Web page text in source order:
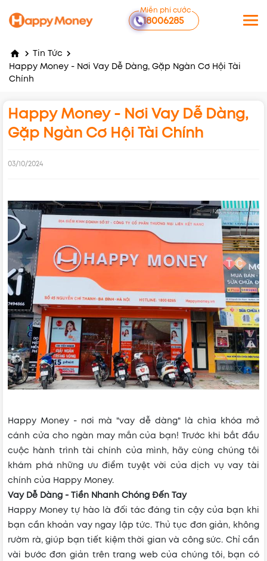
Miễn phí cước
18006285
Tin Tức
Happy Money - Nơi Vay Dễ Dàng, Gặp Ngàn Cơ Hội Tài
Chính
Happy Money - Nơi Vay Dễ Dàng,
Gặp Ngàn Cơ Hội Tài Chính
03/10/2024
Happy Money - nơi mà "vay dễ dàng" là chìa khóa mở
cánh cửa cho ngàn may mắn của bạn! Trước khi bắt đầu
cuộc hành trình tài chính của mình, hãy cùng chúng tôi
khám phá những ưu điểm tuyệt vời của dịch vụ vay tài
chính của Happy Money.
Vay Dễ Dàng - Tiền Nhanh Chóng Đến Tay
Happy Money tự hào là đối tác đáng tin cậy của bạn khi
bạn cần khoản vay ngay lập tức. Thủ tục đơn giản, không
rườm rà, giúp bạn tiết kiệm thời gian và công sức. Chỉ cần
vài bước đơn giản trên trang web của chúng tôi, bạn có